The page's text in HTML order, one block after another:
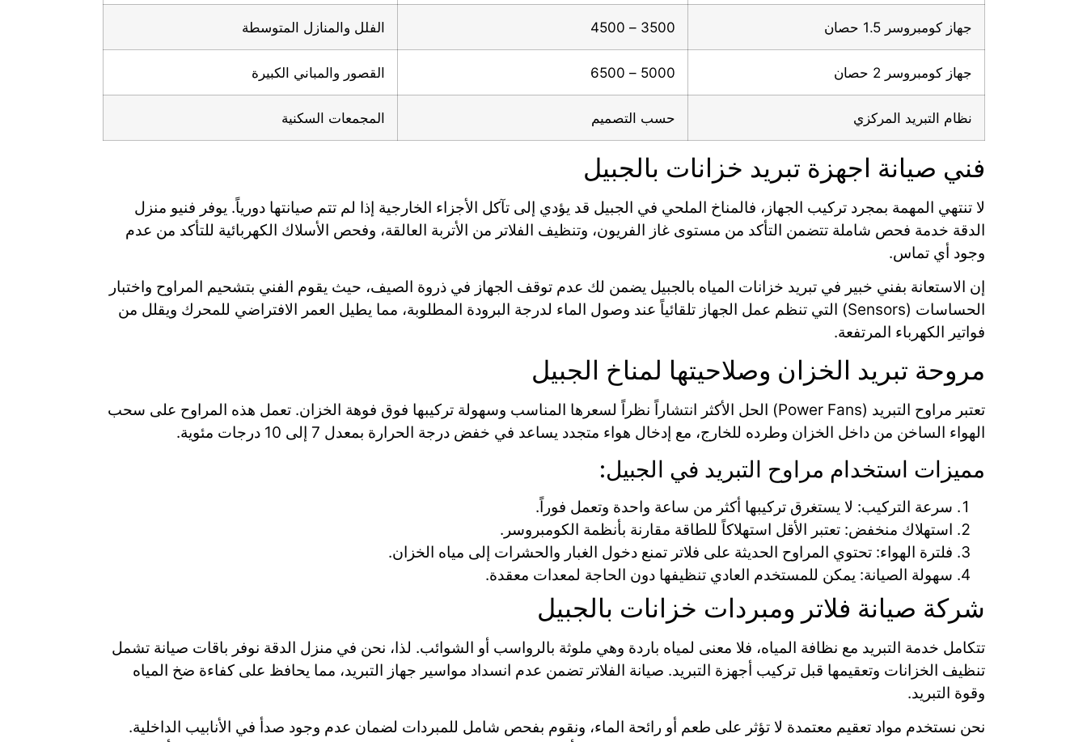
جهاز كومبروسر 1.5 حصان 3500 – 4500 الفلل والمنازل المتوسطة
جهاز كومبروسر 2 حصان 5000 – 6500 القصور والمباني الكبيرة
نظام التبريد المركزي حسب التصميم المجمعات السكنية
فني صيانة اجهزة تبريد خزانات بالجبيل
لا تنتهي المهمة بمجرد تركيب الجهاز، فالمناخ الملحي في الجبيل قد يؤدي إلى تآكل الأجزاء الخارجية إذا لم تتم صيانتها دورياً. يوفر فنيو منزل
الدقة خدمة فحص شاملة تتضمن التأكد من مستوى غاز الفريون، وتنظيف الفلاتر من الأتربة العالقة، وفحص الأسلاك الكهربائية للتأكد من عدم
وجود أي تماس.
إن الاستعانة بفني خبير في تبريد خزانات المياه بالجبيل يضمن لك عدم توقف الجهاز في ذروة الصيف، حيث يقوم الفني بتشحيم المراوح واختبار
الحساسات (Sensors) التي تنظم عمل الجهاز تلقائياً عند وصول الماء لدرجة البرودة المطلوبة، مما يطيل العمر الافتراضي للمحرك ويقلل من
فواتير الكهرباء المرتفعة.
مروحة تبريد الخزان وصلاحيتها لمناخ الجبيل
تعتبر مراوح التبريد (Power Fans) الحل الأكثر انتشاراً نظراً لسعرها المناسب وسهولة تركيبها فوق فوهة الخزان. تعمل هذه المراوح على سحب
الهواء الساخن من داخل الخزان وطرده للخارج، مع إدخال هواء متجدد يساعد في خفض درجة الحرارة بمعدل 7 إلى 10 درجات مئوية.
مميزات استخدام مراوح التبريد في الجبيل:
سرعة التركيب: لا يستغرق تركيبها أكثر من ساعة واحدة وتعمل فوراً.
استهلاك منخفض: تعتبر الأقل استهلاكاً للطاقة مقارنة بأنظمة الكومبروسر.
فلترة الهواء: تحتوي المراوح الحديثة على فلاتر تمنع دخول الغبار والحشرات إلى مياه الخزان.
سهولة الصيانة: يمكن للمستخدم العادي تنظيفها دون الحاجة لمعدات معقدة.
شركة صيانة فلاتر ومبردات خزانات بالجبيل
تتكامل خدمة التبريد مع نظافة المياه، فلا معنى لمياه باردة وهي ملوثة بالرواسب أو الشوائب. لذا، نحن في منزل الدقة نوفر باقات صيانة تشمل
تنظيف الخزانات وتعقيمها قبل تركيب أجهزة التبريد. صيانة الفلاتر تضمن عدم انسداد مواسير جهاز التبريد، مما يحافظ على كفاءة ضخ المياه
وقوة التبريد.
نحن نستخدم مواد تعقيم معتمدة لا تؤثر على طعم أو رائحة الماء، ونقوم بفحص شامل للمبردات لضمان عدم وجود صدأ في الأنابيب الداخلية.